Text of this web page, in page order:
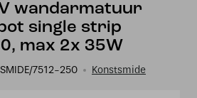
wandarmatuur
single strip
max 2x 35W
7512-250 Konstsmide